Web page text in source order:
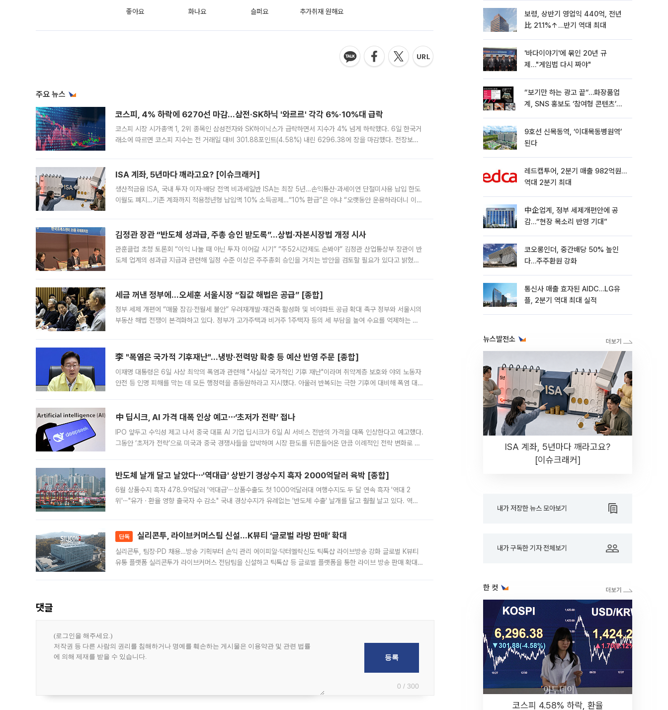
좋아요 화나요 슬퍼요 추가취재 원해요
주요 뉴스
코스피, 4% 하락에 6270선 마감…삼전·SK하닉 '와르르' 각각 6%·10%대 급락
코스피 시장 시가총액 1, 2위 종목인 삼성전자와 SK하이닉스가 급락하면서 지수가 4% 넘게 하락했다. 6일 한국거
래소에 따르면 코스피 지수는 전 거래일 대비 301.88포인트(4.58%) 내린 6296.38에 장을 마감했다. 전장보다
ISA 계좌, 5년마다 깨라고요? [이슈크래커]
생산적금융 ISA, 국내 투자 이자·배당 전액 비과세일반 ISA는 최장 5년…손익통산·과세이연 단절미사용 납입 한도
이월도 폐지…기존 계좌까지 적용청년형 납입액 10% 소득공제…“10% 환급”은 아냐 “오랫동안 운용하라더니 이제
김정관 장관 “반도체 성과급, 주총 승인 받도록”…상법·자본시장법 개정 시사
관훈클럽 초청 토론회 “이익 나눌 때 아닌 투자 이어갈 시기” “주52시간제도 손봐야” 김정관 산업통상부 장관이 반
도체 업계의 성과급 지급과 관련해 일정 수준 이상은 주주총회 승인을 거치는 방안을 검토할 필요가 있다고 밝혔다.
세금 꺼낸 정부에…오세훈 서울시장 “집값 해법은 공급” [종합]
정부 세제 개편에 “매물 잠김·전월세 불안” 우려재개발·재건축 활성화 및 비아파트 공급 확대 촉구 정부와 서울시의
부동산 해법 전쟁이 본격화하고 있다. 정부가 고가주택과 비거주 1주택자 등의 세 부담을 높여 수요를 억제하는 카
李 "폭염은 국가적 기후재난"…냉방·전력망 확충 등 예산 반영 주문 [종합]
이재명 대통령은 6일 사상 최악의 폭염과 관련해 "사실상 국가적인 기후 재난"이라며 취약계층 보호와 야외 노동자
안전 등 인명 피해를 막는 데 모든 행정력을 총동원하라고 지시했다. 아울러 반복되는 극한 기후에 대비해 폭염 대응
中 딥시크, AI 가격 대폭 인상 예고⋯‘초저가 전략’ 접나
IPO 앞두고 수익성 제고 나서 중국 대표 AI 기업 딥시크가 6일 AI 서비스 전반의 가격을 대폭 인상한다고 예고했다.
그동안 ‘초저가 전략’으로 미국과 중국 경쟁사들을 압박하며 시장 판도를 뒤흔들어온 만큼 이례적인 전략 변화로 평
반도체 날개 달고 날았다⋯'역대급' 상반기 경상수지 흑자 2000억달러 육박 [종합]
6월 상품수지 흑자 478.9억달러 '역대급'⋯상품수출도 첫 1000억달러대 여행수지도 두 달 연속 흑자 '역대 2
위'⋯"유가ㆍ환율 영향 출국자 수 감소" 국내 경상수지가 유례없는 '반도체 수출' 날개를 달고 훨훨 날고 있다. 역대
단독 실리콘투, 라이브커머스팀 신설…K뷰티 ‘글로벌 라방 판매’ 확대
실리콘투, 팀장·PD 채용…방송 기획부터 손익 관리 에이피알·닥터멜락신도 틱톡샵 라이브방송 강화 글로벌 K뷰티
유통 플랫폼 실리콘투가 라이브커머스 전담팀을 신설하고 틱톡샵 등 글로벌 플랫폼을 통한 라이브 방송 판매 확대에
댓글
0 / 300
보령, 상반기 영업익 440억, 전년
比 21.1%↑…반기 역대 최대
'바다이야기'에 묶인 20년 규
제…"게임법 다시 짜야"
“보기만 하는 광고 끝“…화장품업
계, SNS 홍보도 ‘참여형 콘텐츠’로
9호선 신목동역, ‘이대목동병원역’
된다
레드캡투어, 2분기 매출 982억원…
역대 2분기 최대
中企업계, 정부 세제개편안에 공
감…“현장 목소리 반영 기대”
코오롱인더, 중간배당 50% 높인
다…주주환원 강화
통신사 매출 효자된 AIDC…LG유
플, 2분기 역대 최대 실적
뉴스발전소
ISA 계좌, 5년마다 깨라고요?
[이슈크래커]
내가 저장한 뉴스 모아보기
내가 구독한 기자 전체보기
한 컷
코스피 4.58% 하락, 환율